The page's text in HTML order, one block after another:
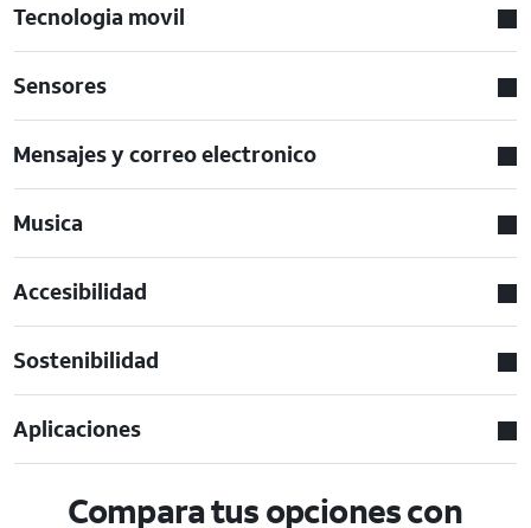
Tecnologia movil
Sensores
Mensajes y correo electronico
Musica
Accesibilidad
Sostenibilidad
Aplicaciones
Compara tus opciones con